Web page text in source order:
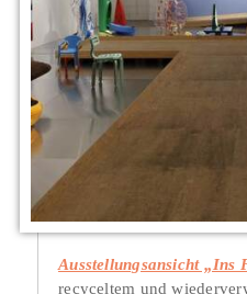
Ausstellungsansicht „Ins
recyceltem und